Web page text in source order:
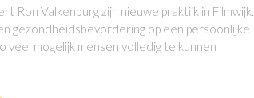
Ron Valkenburg zijn nieuwe praktijk in Filmwijk.
gezondheidsbevordering op een persoonlijke
mogelijk mensen volledig te kunnen